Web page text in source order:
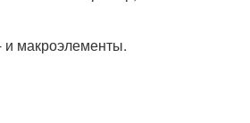
и макроэлементы.